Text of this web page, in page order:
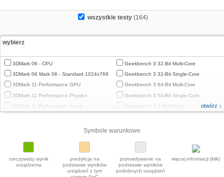
wszystkie testy (164)
wybierz
3DMark 06 - CPU
3DMark 06 Mark 06 - Standard 1024x768
3DMark 11 Performance GPU
3DMark 11 Performance Physics
3DMark 11 Performance Score
3DMark Fire Strike Standard Physics
3DMark Fire Strike Standard Score
Geekbench 3 32-Bit Multi-Core
Geekbench 3 32-Bit Single-Core
Geekbench 3 64-Bit Multi-Core
Geekbench 3 64-Bit Single-Core
Geekbench 4.0 Multi-Core
Geekbench 4.4 Multi-Core
Geekbench 5 64-Bit Multi-Core
Geekbench 5 64-Bit Single-Core
Geekbench 5.1 / 5.2 64 Bit Multi-Core
otwórz ↓
Symbole warunkowe
rzeczywisty wynik
urządzenia
predykcja na
podstawie wyników
urządzeń z tym
przewidywanie na
podstawie wyników
podobnych urządzeń
więcej informacji (klik)